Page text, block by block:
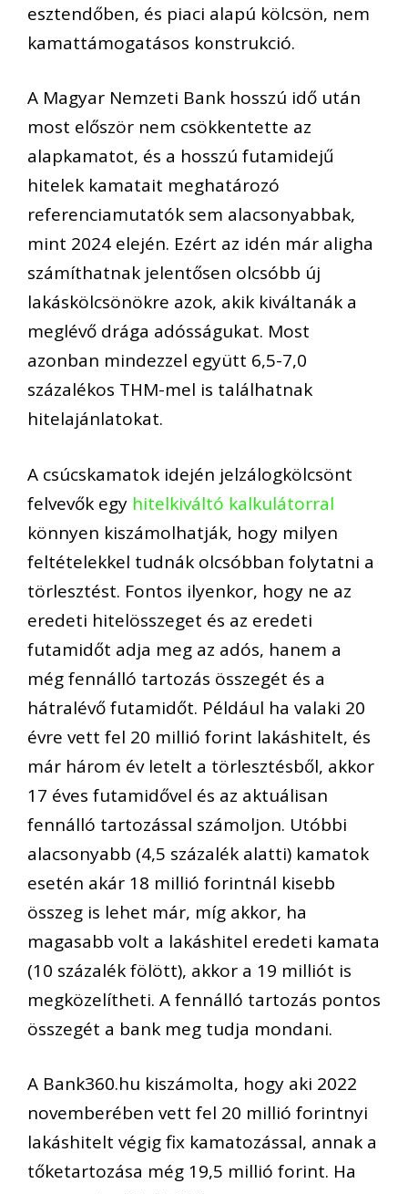
esztendőben, és piaci alapú kölcsön, nem
kamattámogatásos konstrukció.
A Magyar Nemzeti Bank hosszú idő után
most először nem csökkentette az
alapkamatot, és a hosszú futamidejű
hitelek kamatait meghatározó
referenciamutatók sem alacsonyabbak,
mint 2024 elején. Ezért az idén már aligha
számíthatnak jelentősen olcsóbb új
lakáskölcsönökre azok, akik kiváltanák a
meglévő drága adósságukat. Most
azonban mindezzel együtt 6,5-7,0
százalékos THM-mel is találhatnak
hitelajánlatokat.
A csúcskamatok idején jelzálogkölcsönt
felvevők egy hitelkiváltó kalkulátorral
könnyen kiszámolhatják, hogy milyen
feltételekkel tudnák olcsóbban folytatni a
törlesztést. Fontos ilyenkor, hogy ne az
eredeti hitelösszeget és az eredeti
futamidőt adja meg az adós, hanem a
még fennálló tartozás összegét és a
hátralévő futamidőt. Például ha valaki 20
évre vett fel 20 millió forint lakáshitelt, és
már három év letelt a törlesztésből, akkor
17 éves futamidővel és az aktuálisan
fennálló tartozással számoljon. Utóbbi
alacsonyabb (4,5 százalék alatti) kamatok
esetén akár 18 millió forintnál kisebb
összeg is lehet már, míg akkor, ha
magasabb volt a lakáshitel eredeti kamata
(10 százalék fölött), akkor a 19 milliót is
megközelítheti. A fennálló tartozás pontos
összegét a bank meg tudja mondani.
A Bank360.hu kiszámolta, hogy aki 2022
novemberében vett fel 20 millió forintnyi
lakáshitelt végig fix kamatozással, annak a
tőketartozása még 19,5 millió forint. Ha